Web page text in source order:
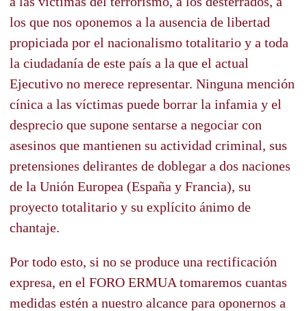
los que nos oponemos a la ausencia de libertad
propiciada por el nacionalismo totalitario y a toda
la ciudadanía de este país a la que el actual
Ejecutivo no merece representar. Ninguna mención
cínica a las víctimas puede borrar la infamia y el
desprecio que supone sentarse a negociar con
asesinos que mantienen su actividad criminal, sus
pretensiones delirantes de doblegar a dos naciones
de la Unión Europea (España y Francia), su
proyecto totalitario y su explícito ánimo de
chantaje.
Por todo esto, si no se produce una rectificación
expresa, en el FORO ERMUA tomaremos cuantas
medidas estén a nuestro alcance para oponernos a